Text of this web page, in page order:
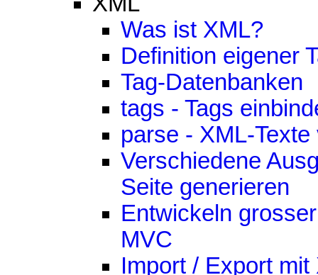
Was ist XML?
Definition eigener
Tag-Datenbanken
tags - Tags
parse - XML-
Verschiedene
Seite generieren
Entwickeln
MVC
Import / Export mit